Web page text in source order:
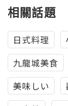
相關話題
日式料理
九龍城美食
美味しい